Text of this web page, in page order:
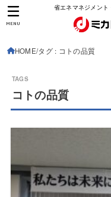
省エネマネジメン
MENU
HOME タグ : コトの品質
コトの品質